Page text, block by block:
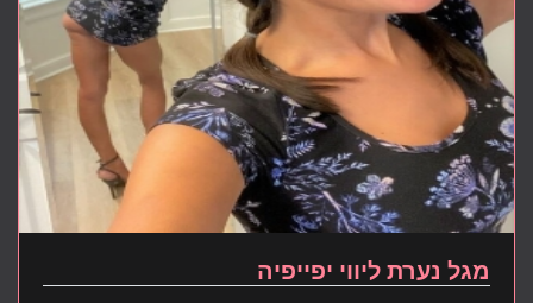
מגל נערת ליווי יפייפיה